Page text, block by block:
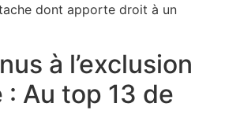
dont apporte droit à un
à l’exclusion
: Au top 13 de